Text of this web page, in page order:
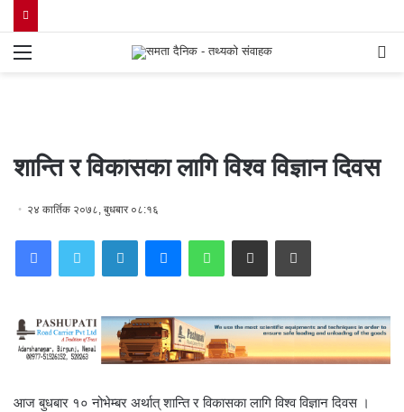
शान्ति र विकासका लागि विश्व विज्ञान दिवस
२४ कार्तिक २०७८, बुधबार ०८:१६
आज बुधबार १० नोभेम्बर अर्थात् शान्ति र विकासका लागि विश्व विज्ञान दिवस ।